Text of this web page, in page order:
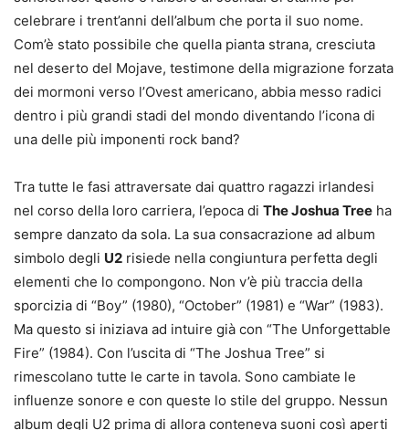
celebrare i trent’anni dell’album che porta il suo nome.
Com’è stato possibile che quella pianta strana, cresciuta
nel deserto del Mojave, testimone della migrazione forzata
dei mormoni verso l’Ovest americano, abbia messo radici
dentro i più grandi stadi del mondo diventando l’icona di
una delle più imponenti rock band?
Tra tutte le fasi attraversate dai quattro ragazzi irlandesi
nel corso della loro carriera, l’epoca di The Joshua Tree ha
sempre danzato da sola. La sua consacrazione ad album
simbolo degli U2 risiede nella congiuntura perfetta degli
elementi che lo compongono. Non v’è più traccia della
sporcizia di “Boy” (1980), “October” (1981) e “War” (1983).
Ma questo si iniziava ad intuire già con “The Unforgettable
Fire” (1984). Con l’uscita di “The Joshua Tree” si
rimescolano tutte le carte in tavola. Sono cambiate le
influenze sonore e con queste lo stile del gruppo. Nessun
album degli U2 prima di allora conteneva suoni così aperti